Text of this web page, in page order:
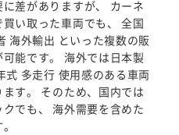
差がありますが、 カーネ
い取った車両でも、 全国
海外輸出 といった複数の販
能です。 海外では日本製
式 多走行 使用感のある車両
す。 そのため、国内では
でも、 海外需要を含めた